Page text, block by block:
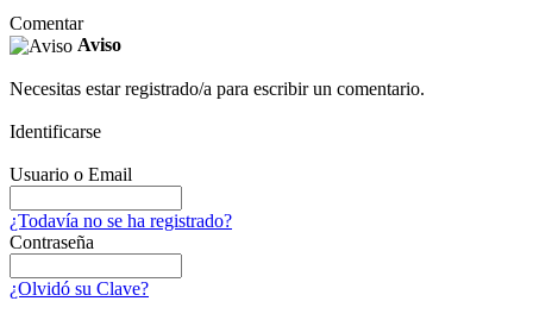
Comentar
Aviso
Necesitas estar registrado/a para escribir un comentario.
Identificarse
Usuario o Email
¿Todavía no se ha registrado?
Contraseña
¿Olvidó su Clave?